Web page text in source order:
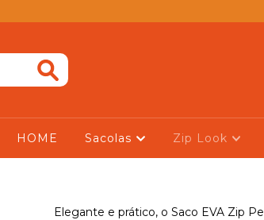
HOME Sacolas Zip Look
Elegante e prático, o Saco EVA Zip